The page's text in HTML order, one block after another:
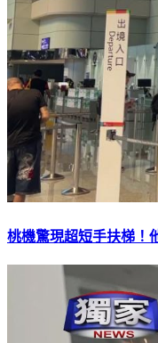
桃機驚現超短手扶梯